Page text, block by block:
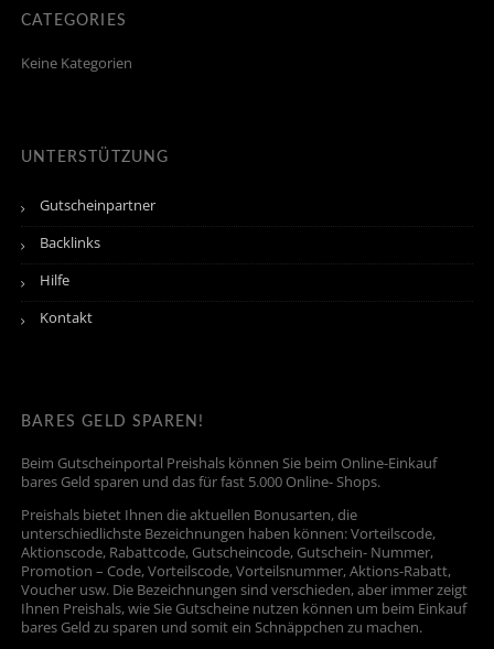
CATEGORIES
Keine Kategorien
UNTERSTÜTZUNG
Gutscheinpartner
Backlinks
Hilfe
Kontakt
BARES GELD SPAREN!
Beim Gutscheinportal Preishals können Sie beim Online-Einkauf
bares Geld sparen und das für fast 5.000 Online- Shops.
Preishals bietet Ihnen die aktuellen Bonusarten, die
unterschiedlichste Bezeichnungen haben können: Vorteilscode,
Aktionscode, Rabattcode, Gutscheincode, Gutschein- Nummer,
Promotion – Code, Vorteilscode, Vorteilsnummer, Aktions-Rabatt,
Voucher usw. Die Bezeichnungen sind verschieden, aber immer zeigt
Ihnen Preishals, wie Sie Gutscheine nutzen können um beim Einkauf
bares Geld zu sparen und somit ein Schnäppchen zu machen.